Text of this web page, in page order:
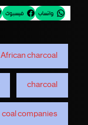
واتساب فيسبوك
African charcoal
charcoal
coal companies